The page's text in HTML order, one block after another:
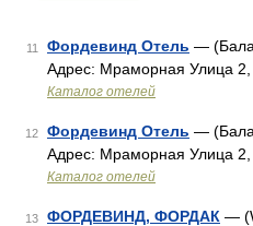
11 Фордевинд Отель —
Адрес: Мраморная Улица
Каталог отелей
12 Фордевинд Отель —
Адрес: Мраморная Улица
Каталог отелей
13 ФОРДЕВИНД, ФОРДАК —